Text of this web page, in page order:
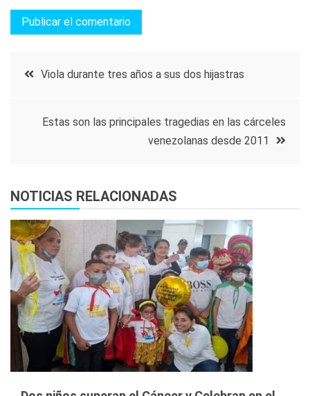
Navegación
Viola durante tres años a sus dos hijastras
Estas son las principales tragedias en las cárceles
venezolanas desde 2011
NOTICIAS RELACIONADAS